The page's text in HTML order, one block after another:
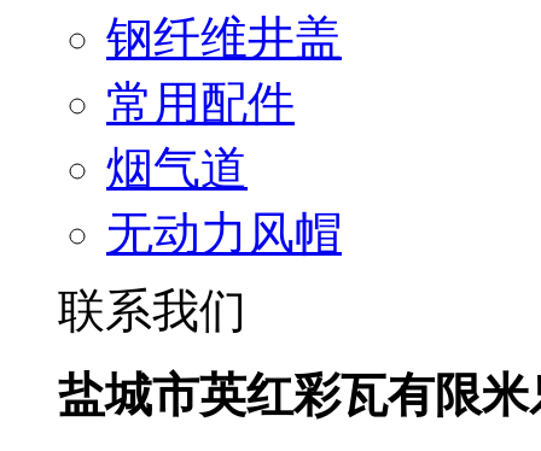
钢纤维井盖
常用配件
烟气道
无动力风帽
联系我们
盐城市英红彩瓦有限